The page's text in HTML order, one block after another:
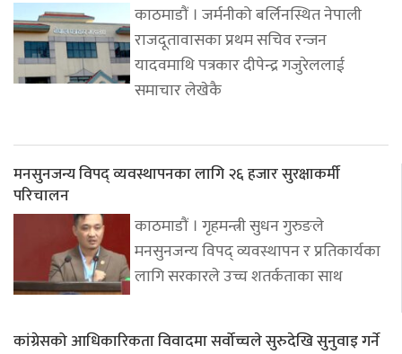
काठमाडौं । जर्मनीको बर्लिनस्थित नेपाली
राजदूतावासका प्रथम सचिव रन्जन
यादवमाथि पत्रकार दीपेन्द्र गजुरेललाई
समाचार लेखेकै
मनसुनजन्य विपद् व्यवस्थापनका लागि २६ हजार सुरक्षाकर्मी
परिचालन
काठमाडौं । गृहमन्त्री सुधन गुरुङले
मनसुनजन्य विपद् व्यवस्थापन र प्रतिकार्यका
लागि सरकारले उच्च शतर्कताका साथ
कांग्रेसको आधिकारिकता विवादमा सर्वोच्चले सुरुदेखि सुनुवाइ गर्ने